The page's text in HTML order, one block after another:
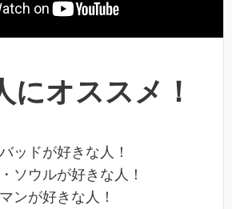
にオススメ！
ッドが好きな人！
ソウルが好きな人！
ンが好きな人！